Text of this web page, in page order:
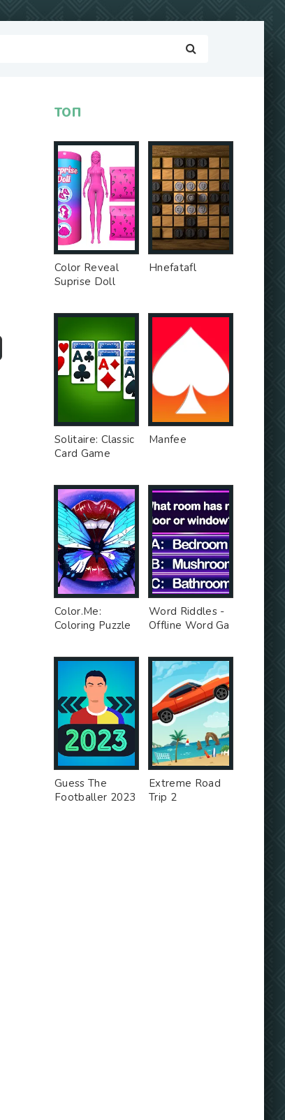
ТОП
Color Reveal
Suprise Doll
Hnefatafl
Solitaire: Classic
Card Game
Manfee
Color.Me:
Coloring Puzzle
Word Riddles -
Offline Word Ga
Guess The
Footballer 2023
Extreme Road
Trip 2